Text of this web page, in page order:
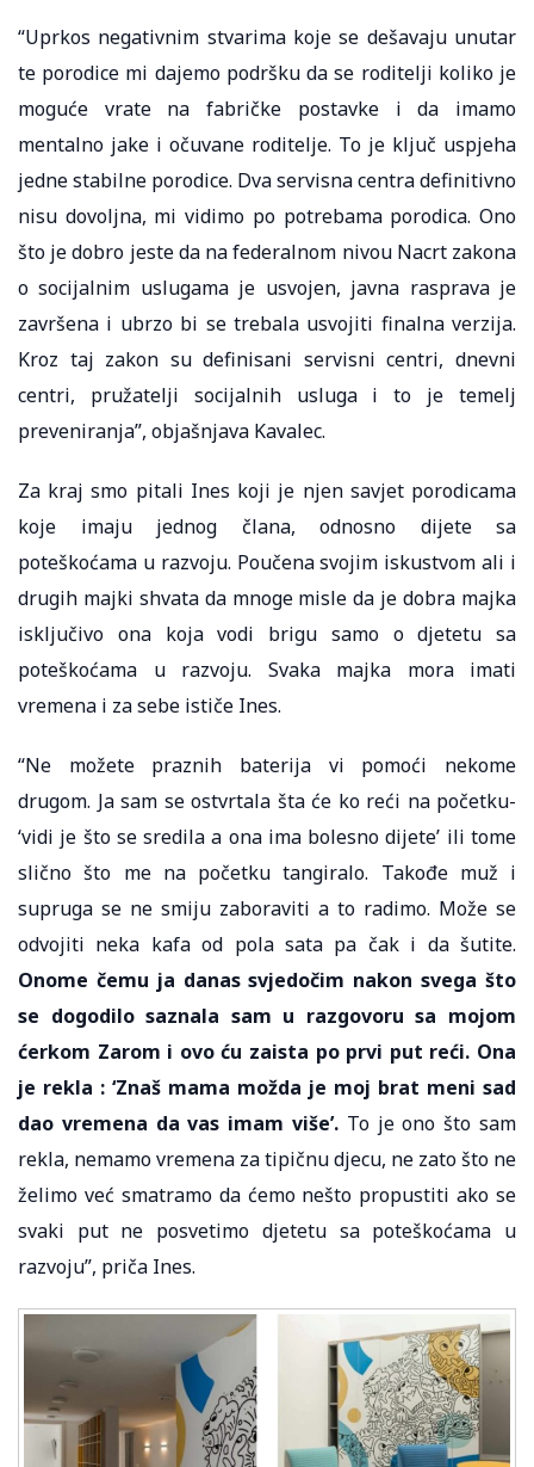
“Uprkos negativnim stvarima koje se dešavaju unutar
te porodice mi dajemo podršku da se roditelji koliko je
moguće vrate na fabričke postavke i da imamo
mentalno jake i očuvane roditelje. To je ključ uspjeha
jedne stabilne porodice. Dva servisna centra definitivno
nisu dovoljna, mi vidimo po potrebama porodica. Ono
što je dobro jeste da na federalnom nivou Nacrt zakona
o socijalnim uslugama je usvojen, javna rasprava je
završena i ubrzo bi se trebala usvojiti finalna verzija.
Kroz taj zakon su definisani servisni centri, dnevni
centri, pružatelji socijalnih usluga i to je temelj
preveniranja”, objašnjava Kavalec.
Za kraj smo pitali Ines koji je njen savjet porodicama
koje imaju jednog člana, odnosno dijete sa
poteškoćama u razvoju. Poučena svojim iskustvom ali i
drugih majki shvata da mnoge misle da je dobra majka
isključivo ona koja vodi brigu samo o djetetu sa
poteškoćama u razvoju. Svaka majka mora imati
vremena i za sebe ističe Ines.
“Ne možete praznih baterija vi pomoći nekome
drugom. Ja sam se ostvrtala šta će ko reći na početku-
‘vidi je što se sredila a ona ima bolesno dijete’ ili tome
slično što me na početku tangiralo. Takođe muž i
supruga se ne smiju zaboraviti a to radimo. Može se
odvojiti neka kafa od pola sata pa čak i da šutite.
Onome čemu ja danas svjedočim nakon svega što
se dogodilo saznala sam u razgovoru sa mojom
ćerkom Zarom i ovo ću zaista po prvi put reći. Ona
je rekla : ‘Znaš mama možda je moj brat meni sad
dao vremena da vas imam više’. To je ono što sam
rekla, nemamo vremena za tipičnu djecu, ne zato što ne
želimo već smatramo da ćemo nešto propustiti ako se
svaki put ne posvetimo djetetu sa poteškoćama u
razvoju”, priča Ines.